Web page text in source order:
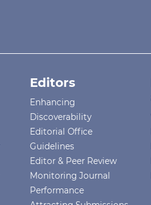
Editors
Enhancing
Discoverability
Editorial Office
Guidelines
Editor & Peer Review
Monitoring Journal
Performance